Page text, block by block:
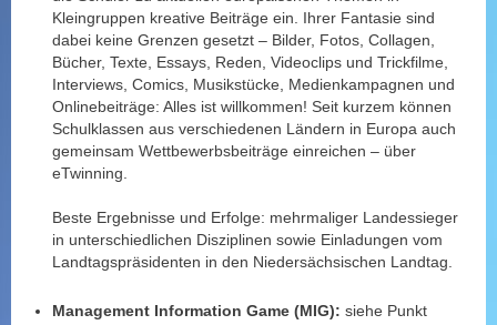
Kleingruppen kreative Beiträge ein. Ihrer Fantasie sind
dabei keine Grenzen gesetzt – Bilder, Fotos, Collagen,
Bücher, Texte, Essays, Reden, Videoclips und Trickfilme,
Interviews, Comics, Musikstücke, Medienkampagnen und
Onlinebeiträge: Alles ist willkommen! Seit kurzem können
Schulklassen aus verschiedenen Ländern in Europa auch
gemeinsam Wettbewerbsbeiträge einreichen – über
eTwinning.
Beste Ergebnisse und Erfolge: mehrmaliger Landessieger
in unterschiedlichen Disziplinen sowie Einladungen vom
Landtagspräsidenten in den Niedersächsischen Landtag.
Management Information Game (MIG): siehe Punkt